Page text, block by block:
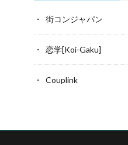
街コンジャパン
恋学[Koi-Gaku]
Couplink